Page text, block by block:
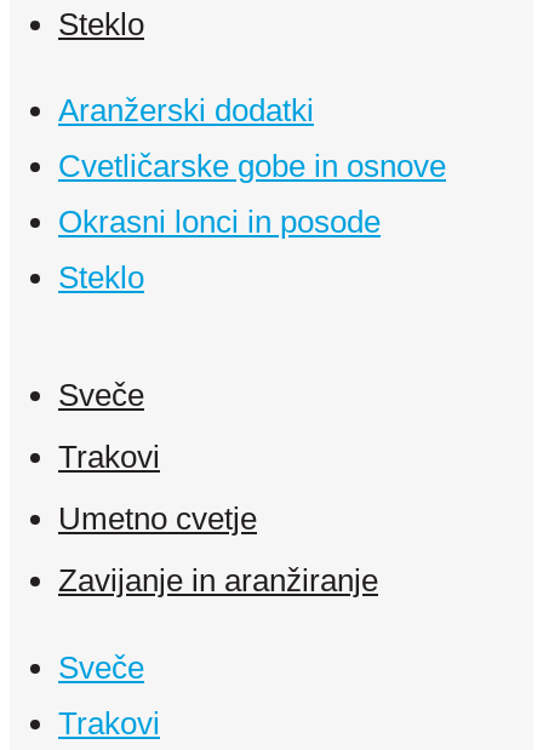
Steklo
Aranžerski dodatki
Cvetličarske gobe in osnove
Okrasni lonci in posode
Steklo
Sveče
Trakovi
Umetno cvetje
Zavijanje in aranžiranje
Sveče
Trakovi